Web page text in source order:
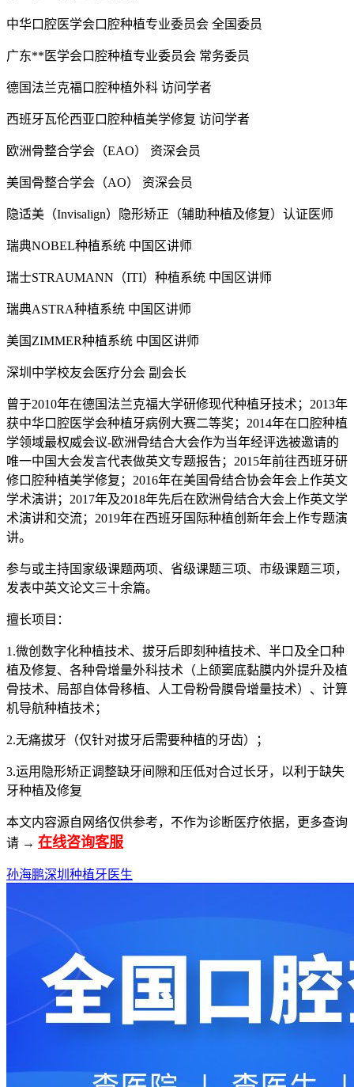
中华口腔医学会口腔种植专业委员会 全国委员
广东**医学会口腔种植专业委员会 常务委员
德国法兰克福口腔种植外科 访问学者
西班牙瓦伦西亚口腔种植美学修复 访问学者
欧洲骨整合学会（EAO） 资深会员
美国骨整合学会（AO） 资深会员
隐适美（Invisalign）隐形矫正（辅助种植及修复）认证医师
瑞典NOBEL种植系统 中国区讲师
瑞士STRAUMANN（ITI）种植系统 中国区讲师
瑞典ASTRA种植系统 中国区讲师
美国ZIMMER种植系统 中国区讲师
深圳中学校友会医疗分会 副会长
曾于2010年在德国法兰克福大学研修现代种植牙技术；2013年
获中华口腔医学会种植牙病例大赛二等奖；2014年在口腔种植
学领域最权威会议-欧洲骨结合大会作为当年经评选被邀请的
唯一中国大会发言代表做英文专题报告；2015年前往西班牙研
修口腔种植美学修复；2016年在美国骨结合协会年会上作英文
学术演讲；2017年及2018年先后在欧洲骨结合大会上作英文学
术演讲和交流；2019年在西班牙国际种植创新年会上作专题演
讲。
参与或主持国家级课题两项、省级课题三项、市级课题三项，
发表中英文论文三十余篇。
擅长项目：
1.微创数字化种植技术、拔牙后即刻种植技术、半口及全口种
植及修复、各种骨增量外科技术（上颌窦底黏膜内外提升及植
骨技术、局部自体骨移植、人工骨粉骨膜骨增量技术）、计算
机导航种植技术；
2.无痛拔牙（仅针对拔牙后需要种植的牙齿）；
3.运用隐形矫正调整缺牙间隙和压低对合过长牙，以利于缺失
牙种植及修复
本文内容源自网络仅供参考，不作为诊断医疗依据，更多查询
请 → 在线咨询客服
孙海鹏深圳种植牙医生